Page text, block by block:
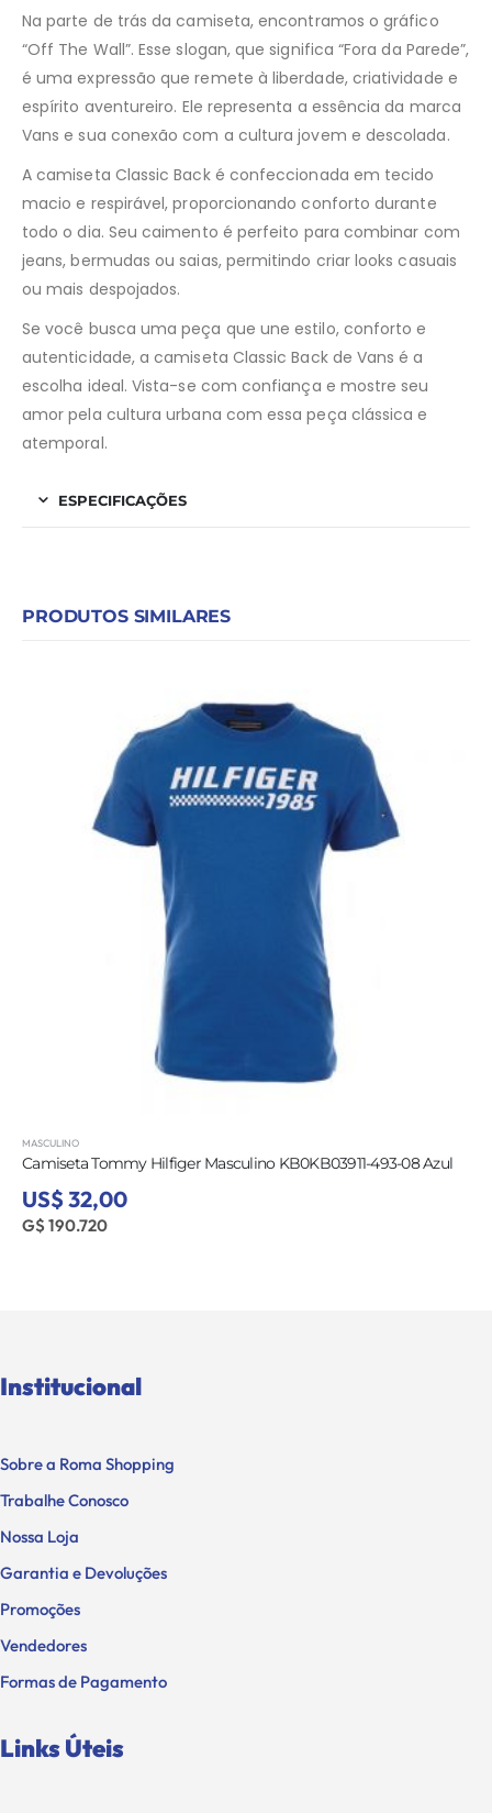
Na parte de trás da camiseta, encontramos o gráfico
“Off The Wall”. Esse slogan, que significa “Fora da Parede”,
é uma expressão que remete à liberdade, criatividade e
espírito aventureiro. Ele representa a essência da marca
Vans e sua conexão com a cultura jovem e descolada.
A camiseta Classic Back é confeccionada em tecido
macio e respirável, proporcionando conforto durante
todo o dia. Seu caimento é perfeito para combinar com
jeans, bermudas ou saias, permitindo criar looks casuais
ou mais despojados.
Se você busca uma peça que une estilo, conforto e
autenticidade, a camiseta Classic Back de Vans é a
escolha ideal. Vista-se com confiança e mostre seu
amor pela cultura urbana com essa peça clássica e
atemporal.
ESPECIFICAÇÕES
PRODUTOS SIMILARES
MASCULINO
Camiseta Tommy Hilfiger Masculino KB0KB03911-493-08 Azul
US$ 32,00
G$ 190.720
Institucional
Sobre a Roma Shopping
Trabalhe Conosco
Nossa Loja
Garantia e Devoluções
Promoções
Vendedores
Formas de Pagamento
Links Úteis